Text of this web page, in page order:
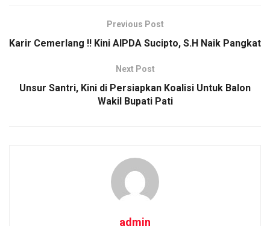
o
A
p
n
k
Previous Post
Karir Cemerlang !! Kini AIPDA Sucipto, S.H Naik Pangkat
Next Post
Unsur Santri, Kini di Persiapkan Koalisi Untuk Balon
Wakil Bupati Pati
admin